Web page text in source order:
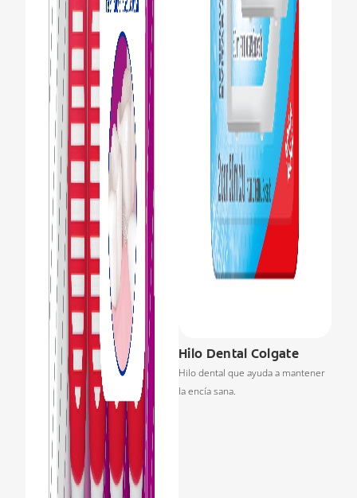
Hilo Dental Colgate
Hilo dental que ayuda a mantener
la encía sana.